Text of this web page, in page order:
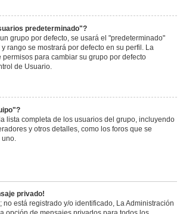
predeterminado"?
grupo por defecto, se usará el "predeterminado"
rango se mostrará por defecto en su perfil. La
para cambiar su grupo por defecto
de Usuario.
lista completa de los usuarios del grupo, incluyendo
y otros detalles, como los foros que se
uno.
privado!
no está registrado y/o identificado, La Administración